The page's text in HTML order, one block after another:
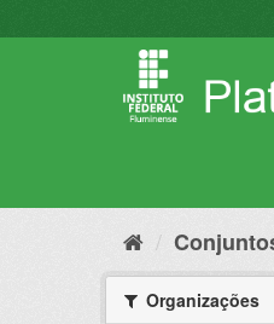
para
Organizações